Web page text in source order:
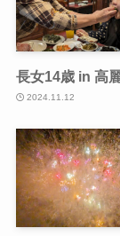
長女14歳 in 高
2024.11.12